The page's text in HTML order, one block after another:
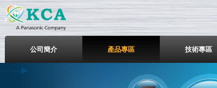
鎧鋒企業股份有限公司
公司簡介 產品專區 技術專區